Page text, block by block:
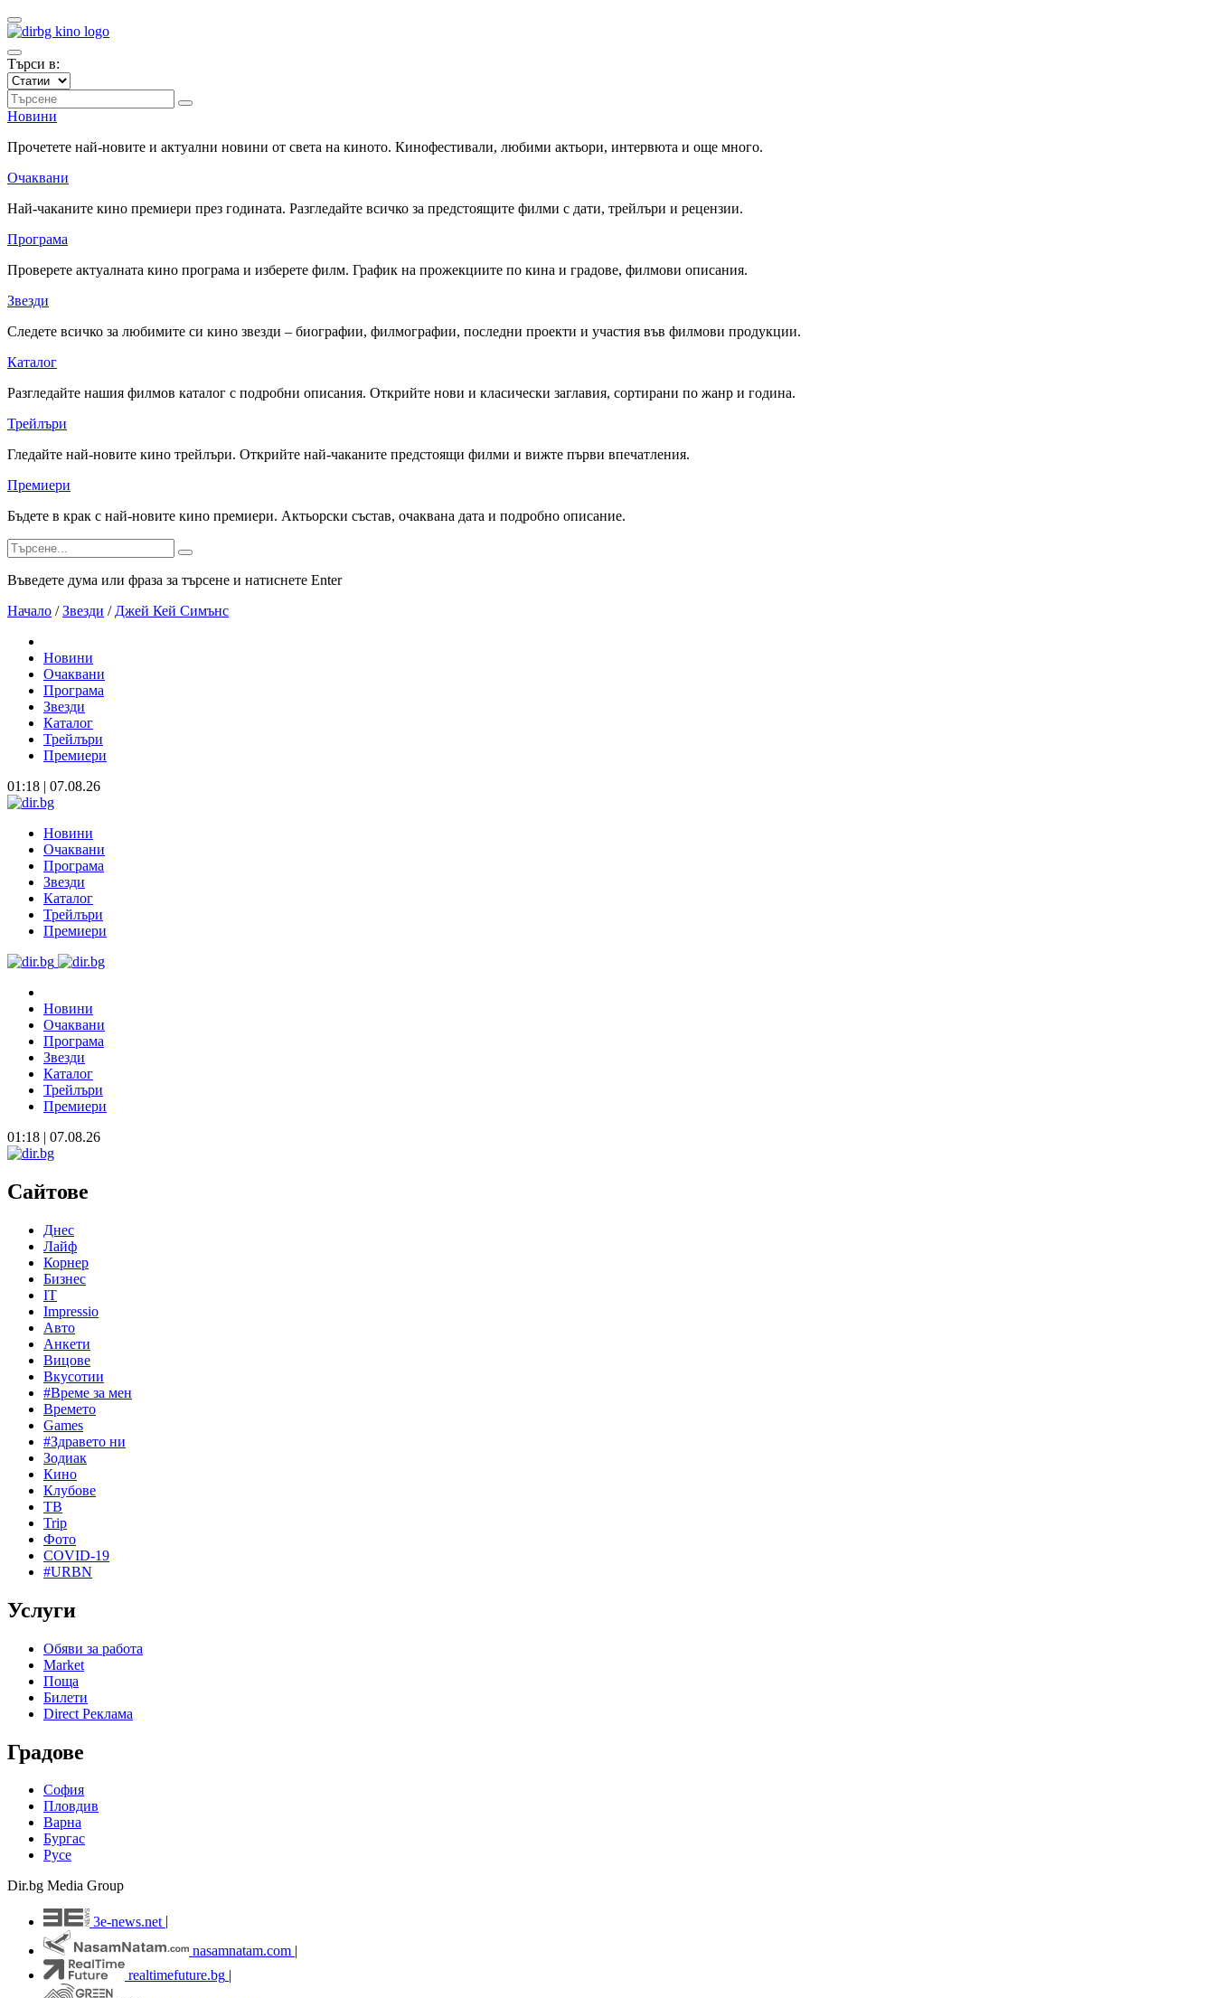
Търси в:
Новини
Прочетете най-новите и актуални новини от света на киното. Кинофестивали, любими актьори, интервюта и още много.
Очаквани
Най-чаканите кино премиери през годината. Разгледайте всичко за предстоящите филми с дати, трейлъри и рецензии.
Програма
Проверете актуалната кино програма и изберете филм. График на прожекциите по кина и градове, филмови описания.
Звезди
Следете всичко за любимите си кино звезди – биографии, филмографии, последни проекти и участия във филмови продукции.
Каталог
Разгледайте нашия филмов каталог с подробни описания. Открийте нови и класически заглавия, сортирани по жанр и година.
Трейлъри
Гледайте най-новите кино трейлъри. Открийте най-чаканите предстоящи филми и вижте първи впечатления.
Премиери
Бъдете в крак с най-новите кино премиери. Актьорски състав, очаквана дата и подробно описание.
Въведете дума или фраза за търсене и натиснете Enter
Начало / Звезди / Джей Кей Симънс
Новини
Очаквани
Програма
Звезди
Каталог
Трейлъри
Премиери
01:18 | 07.08.26
Новини
Очаквани
Програма
Звезди
Каталог
Трейлъри
Премиери
Новини
Очаквани
Програма
Звезди
Каталог
Трейлъри
Премиери
01:18 | 07.08.26
Сайтове
Днес
Лайф
Корнер
Бизнес
IT
Impressio
Авто
Анкети
Вицове
Вкусотии
#Време за мен
Времето
Games
#Здравето ни
Зодиак
Кино
Клубове
ТВ
Trip
Фото
COVID-19
#URBN
Услуги
Обяви за работа
Market
Поща
Билети
Direct Реклама
Градове
София
Пловдив
Варна
Бургас
Русе
Dir.bg Media Group
3e-news.net
nasamnatam.com |
realtimefuture.bg |